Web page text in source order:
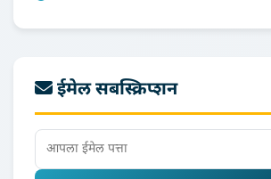
ईमेल सबस्क्रिप्शन